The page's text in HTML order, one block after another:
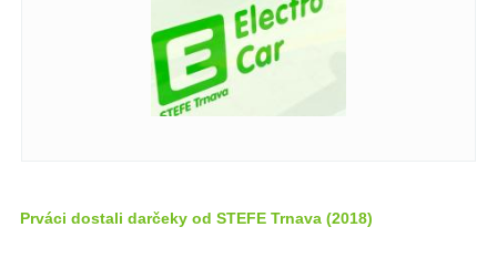
Prváci dostali darčeky od STEFE Trnava (2018)